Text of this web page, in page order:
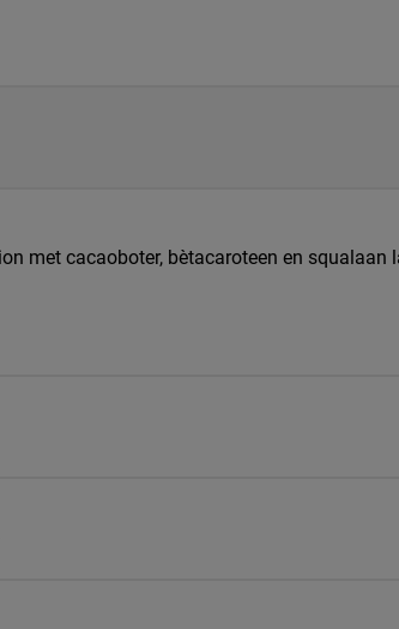
met cacaoboter, bètacaroteen en